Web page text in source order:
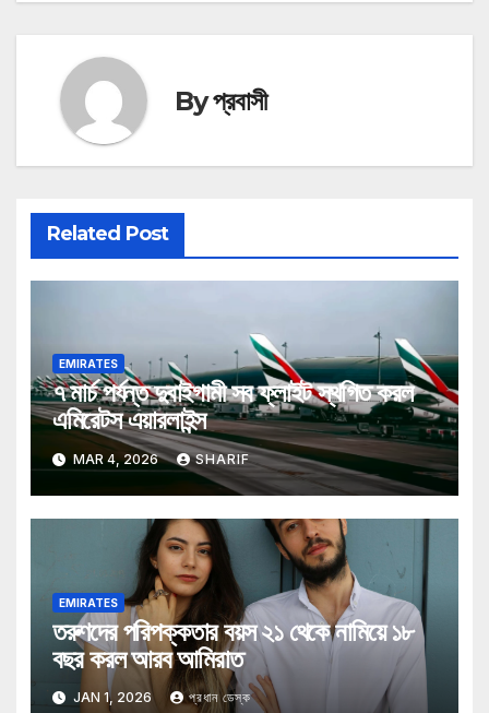
Byপ্রবাসী
Related Post
EMIRATES
৭ মার্চ পর্যন্ত দুবাইগামী সব ফ্লাইট স্থগিত করল
এমিরেটস এয়ারলাইন্স
MAR 4, 2026 SHARIF
EMIRATES
তরুণদের পরিপক্কতার বয়স ২১ থেকে নামিয়ে ১৮
বছর করল আরব আমিরাত
JAN 1, 2026 প্রধান ডেস্ক